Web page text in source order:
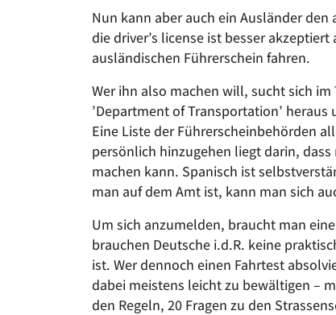
Nun kann aber auch ein Ausländer
die driver’s license ist besser
ausländischen Führerschein fahren.
Wer ihn also machen will, sucht sich im
’Department of Transportation’
Eine Liste der Führerscheinbehörden
persönlich hinzugehen liegt darin,
machen kann. Spanisch ist
man auf dem Amt ist, kann man sich
Um sich anzumelden, braucht man
brauchen Deutsche i.d.R. keine
ist. Wer dennoch einen Fahrtest
dabei meistens leicht zu bewältigen –
den Regeln, 20 Fragen zu den